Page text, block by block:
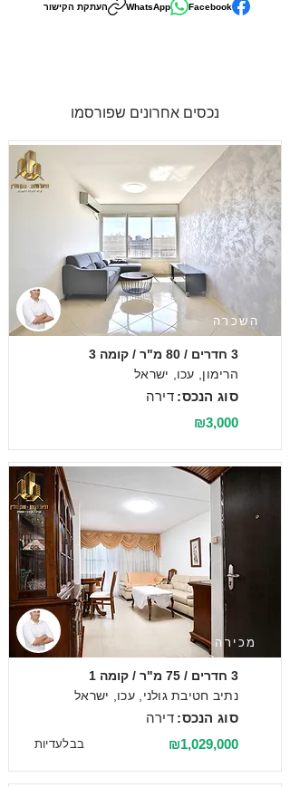
Facebook
WhatsApp העתקת הקישור
נכסים אחרונים שפורסמו
השכרה
3 חדרים / 80 מ"ר / קומה 3
הרימון, עכו, ישראל
דירה סוג הנכס:
₪3,000
מכירה
3 חדרים / 75 מ"ר / קומה 1
נתיב חטיבת גולני, עכו, ישראל
דירה סוג הנכס:
בבלעדיות ₪1,029,000